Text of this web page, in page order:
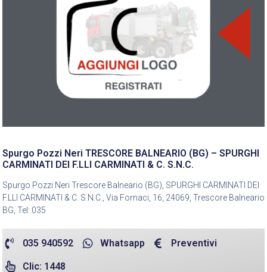
Spurgo Pozzi Neri TRESCORE BALNEARIO (BG) – SPURGHI
CARMINATI DEI F.LLI CARMINATI & C. S.N.C.
Spurgo Pozzi Neri Trescore Balneario (BG), SPURGHI CARMINATI DEI
F.LLI CARMINATI & C. S.N.C., Via Fornaci, 16, 24069, Trescore Balneario
BG, Tel: 035
035 940592 Whatsapp Preventivi
Clic: 1448